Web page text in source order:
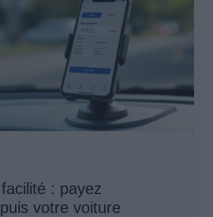
: payez
votre voiture